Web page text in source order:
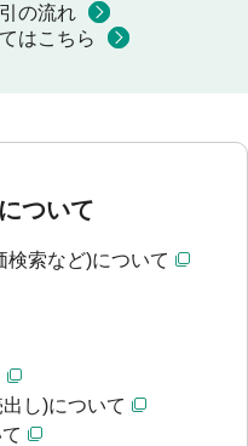
の流れ
はこちら
ついて
検索など)について
し)について